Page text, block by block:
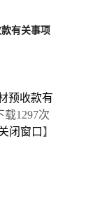
有关事项
预收款有
载1297次
闭窗口 】